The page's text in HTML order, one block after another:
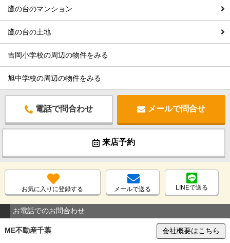
鷹の台のマンション
鷹の台の土地
吉岡小学校の周辺の物件をみる
旭中学校の周辺の物件をみる
電話で問合わせ メールで問合せ
来店予約
お気に入りに登録する メールで送る LINEで送る
お電話でのお問合わせ
ME不動産千葉 会社概要はこちら